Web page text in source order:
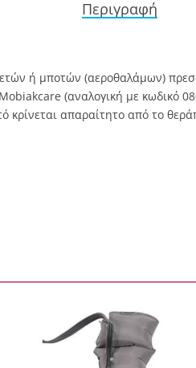
Περιγραφή
ή μποτών (αεροθαλάμων)
(αναλογική με κωδικό
κρίνεται απαραίτητο από το